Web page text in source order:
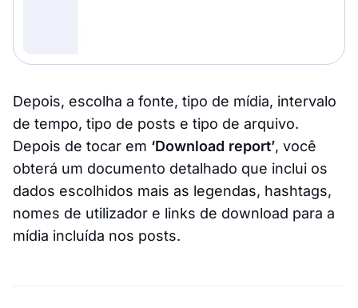
Depois, escolha a fonte, tipo de mídia, intervalo
de tempo, tipo de posts e tipo de arquivo.
Depois de tocar em ‘Download report’, você
obterá um documento detalhado que inclui os
dados escolhidos mais as legendas, hashtags,
nomes de utilizador e links de download para a
mídia incluída nos posts.